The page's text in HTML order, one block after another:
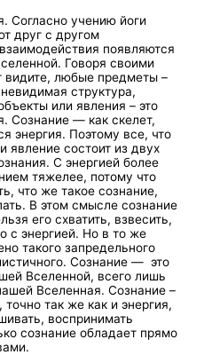
Согласно учению йоги
друг с другом
появляются
Говоря своими
видите, любые предметы –
структура,
или явления – это
Сознание — как скелет,
энергия. Поэтому все, что
состоит из двух
С энергией более
тяжелее, потому что
что же такое сознание,
В этом смысле сознание
его схватить, взвесить,
с энергией. Но в то же
такого запредельного
Сознание — это
Вселенной, всего лишь
Вселенная. Сознание –
так же как и энергия,
воспринимать
сознание обладает прямо